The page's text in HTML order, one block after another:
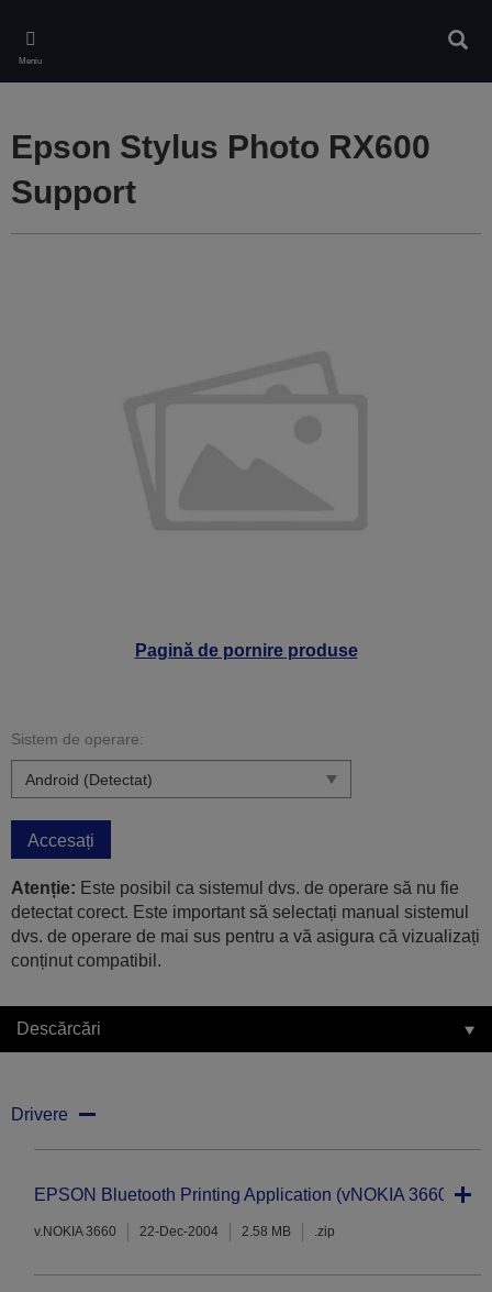
main
content
Meniu
Pagină de pornire produse
Epson Stylus Photo RX600
Support
Sistem de operare:
Accesați
Atenție: Este posibil ca sistemul dvs. de operare să nu fie
detectat corect. Este important să selectați manual sistemul
dvs. de operare de mai sus pentru a vă asigura că vizualizați
conținut compatibil.
Descărcări
Drivere
EPSON Bluetooth Printing Application (vNOKIA 3660)
v.NOKIA 3660 22-Dec-2004 2.58 MB .zip